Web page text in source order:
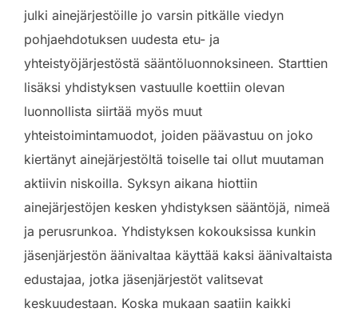
julki ainejärjestöille jo varsin pitkälle viedyn
pohjaehdotuksen uudesta etu- ja
yhteistyöjärjestöstä sääntöluonnoksineen. Starttien
lisäksi yhdistyksen vastuulle koettiin olevan
luonnollista siirtää myös muut
yhteistoimintamuodot, joiden päävastuu on joko
kiertänyt ainejärjestöltä toiselle tai ollut muutaman
aktiivin niskoilla. Syksyn aikana hiottiin
ainejärjestöjen kesken yhdistyksen sääntöjä, nimeä
ja perusrunkoa. Yhdistyksen kokouksissa kunkin
jäsenjärjestön äänivaltaa käyttää kaksi äänivaltaista
edustajaa, jotka jäsenjärjestöt valitsevat
keskuudestaan. Koska mukaan saatiin kaikki